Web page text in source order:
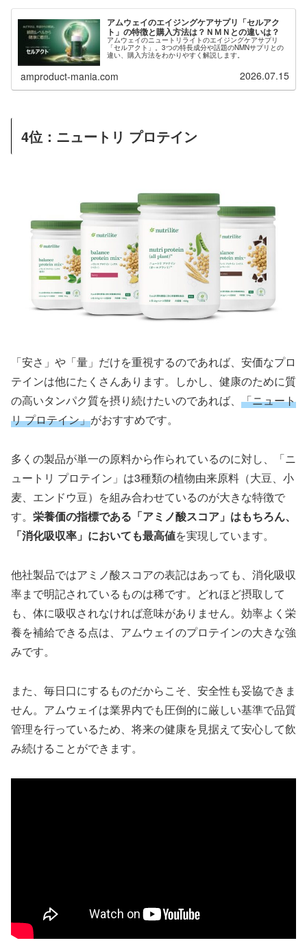
アムウェイのエイジングケアサプリ「セルアク
ト」の特徴と購入方法は？ＮＭＮとの違いは？
アムウェイのニュートリライトのエイジングケアサプリ
「セルアクト」。3つの特長成分や話題のNMNサプリとの
違い、購入方法をわかりやすく解説します。
amproduct-mania.com 2026.07.15
4位：ニュートリ プロテイン
「安さ」や「量」だけを重視するのであれば、安価なプロ
テインは他にたくさんあります。しかし、健康のために質
の高いタンパク質を摂り続けたいのであれば、 「ニュート
リ プロテイン」がおすすめです。
多くの製品が単一の原料から作られているのに対し、「ニ
ュートリ プロテイン」は3種類の植物由来原料（大豆、小
麦、エンドウ豆）を組み合わせているのが大きな特徴で
す。 栄養価の指標である「アミノ酸スコア」はもちろん、
「消化吸収率」においても最高値を実現しています。
他社製品ではアミノ酸スコアの表記はあっても、消化吸収
率まで明記されているものは稀です。どれほど摂取して
も、体に吸収されなければ意味がありません。効率よく栄
養を補給できる点は、アムウェイのプロテインの大きな強
みです。
また、毎日口にするものだからこそ、安全性も妥協できま
せん。アムウェイは業界内でも圧倒的に厳しい基準で品質
管理を行っているため、将来の健康を見据えて安心して飲
み続けることができます。